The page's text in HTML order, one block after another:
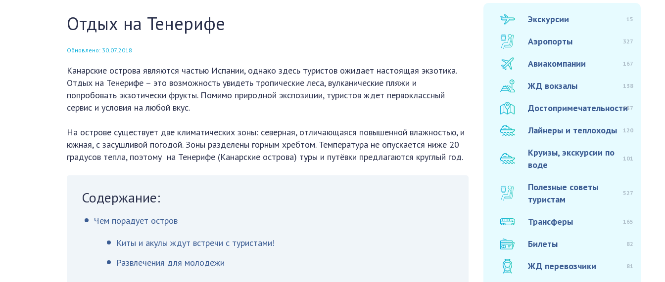
Отдых на Тенерифе
Обновлено: 30.07.2018
Канарские острова являются частью Испании, однако здесь туристов ожидает настоящая экзотика.
Отдых на Тенерифе – это возможность увидеть тропические леса, вулканические пляжи и
попробовать экзотически фрукты. Помимо природной экспозиции, туристов ждет первоклассный
сервис и условия на любой вкус.
На острове существует две климатических зоны: северная, отличающаяся повышенной влажностью, и
южная, с засушливой погодой. Зоны разделены горным хребтом. Температура не опускается ниже 20
градусов тепла, поэтому на Тенерифе (Канарские острова) туры и путёвки предлагаются круглый год.
Содержание:
Чем порадует остров
Киты и акулы ждут встречи с туристами!
Развлечения для молодежи
Экскурсии 15
Аэропорты 327
Авиакомпании 167
ЖД вокзалы 138
Достопримечательности937
Лайнеры и теплоходы 120
Круизы, экскурсии по
воде
101
Полезные советы
туристам
527
Трансферы 165
Билеты 82
ЖД перевозчики 81